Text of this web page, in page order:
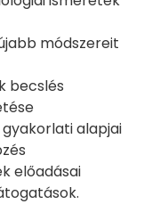
módszereit
becslés
alapjai
előadásai